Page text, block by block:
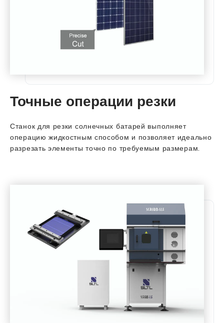
Точные операции резки
Станок для резки солнечных батарей выполняет
операцию жидкостным способом и позволяет идеально
разрезать элементы точно по требуемым размерам.